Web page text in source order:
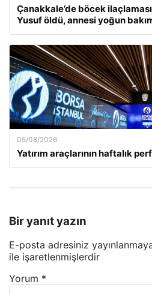
Çanakkale’de böcek
Yusuf öldü, annesi yoğun
05/08/2026
Yatırım araçlarının haftalık
Bir yanıt yazın
E-posta adresiniz
ile işaretlenmişlerdir
Yorum *